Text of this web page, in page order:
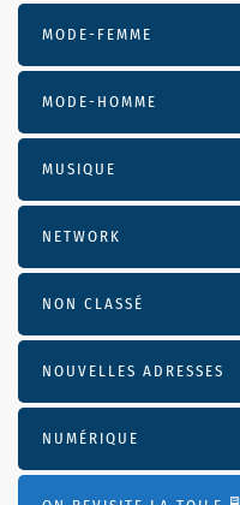
MODE-FEMME
MODE-HOMME
MUSIQUE
NETWORK
NON CLASSÉ
NOUVELLES ADRESSES
NUMÉRIQUE